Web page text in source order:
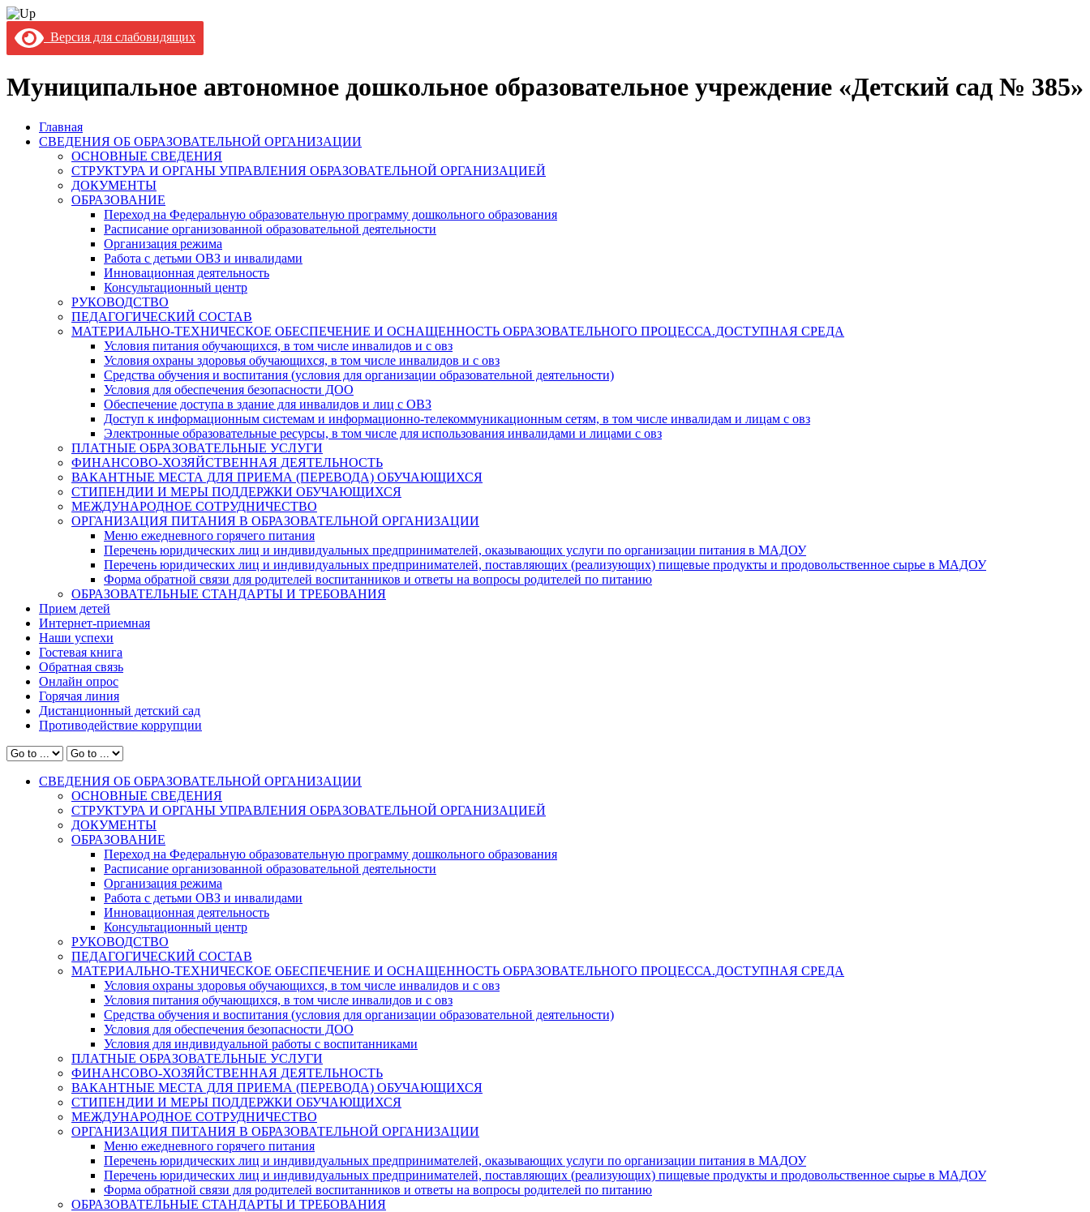
Версия для слабовидящих
Муниципальное автономное дошкольное образовательное учреждение «Детский сад № 385»
Главная
СВЕДЕНИЯ ОБ ОБРАЗОВАТЕЛЬНОЙ ОРГАНИЗАЦИИ
ОСНОВНЫЕ СВЕДЕНИЯ
СТРУКТУРА И ОРГАНЫ УПРАВЛЕНИЯ ОБРАЗОВАТЕЛЬНОЙ ОРГАНИЗАЦИЕЙ
ДОКУМЕНТЫ
ОБРАЗОВАНИЕ
Переход на Федеральную образовательную программу дошкольного образования
Расписание организованной образовательной деятельности
Организация режима
Работа с детьми ОВЗ и инвалидами
Инновационная деятельность
Консультационный центр
РУКОВОДСТВО
ПЕДАГОГИЧЕСКИЙ СОСТАВ
МАТЕРИАЛЬНО-ТЕХНИЧЕСКОЕ ОБЕСПЕЧЕНИЕ И ОСНАЩЕННОСТЬ ОБРАЗОВАТЕЛЬНОГО ПРОЦЕССА.ДОСТУПНАЯ СРЕДА
Условия питания обучающихся, в том числе инвалидов и с овз
Условия охраны здоровья обучающихся, в том числе инвалидов и с овз
Средства обучения и воспитания (условия для организации образовательной деятельности)
Условия для обеспечения безопасности ДОО
Обеспечение доступа в здание для инвалидов и лиц с ОВЗ
Доступ к информационным системам и информационно-телекоммуникационным сетям, в том числе инвалидам и лицам с овз
Электронные образовательные ресурсы, в том числе для использования инвалидами и лицами с овз
ПЛАТНЫЕ ОБРАЗОВАТЕЛЬНЫЕ УСЛУГИ
ФИНАНСОВО-ХОЗЯЙСТВЕННАЯ ДЕЯТЕЛЬНОСТЬ
ВАКАНТНЫЕ МЕСТА ДЛЯ ПРИЕМА (ПЕРЕВОДА) ОБУЧАЮЩИХСЯ
СТИПЕНДИИ И МЕРЫ ПОДДЕРЖКИ ОБУЧАЮЩИХСЯ
МЕЖДУНАРОДНОЕ СОТРУДНИЧЕСТВО
ОРГАНИЗАЦИЯ ПИТАНИЯ В ОБРАЗОВАТЕЛЬНОЙ ОРГАНИЗАЦИИ
Меню ежедневного горячего питания
Перечень юридических лиц и индивидуальных предпринимателей, оказывающих услуги по организации питания в МАДОУ
Перечень юридических лиц и индивидуальных предпринимателей, поставляющих (реализующих) пищевые продукты и продовольственное сырье в МАДОУ
Форма обратной связи для родителей воспитанников и ответы на вопросы родителей по питанию
ОБРАЗОВАТЕЛЬНЫЕ СТАНДАРТЫ И ТРЕБОВАНИЯ
Прием детей
Интернет-приемная
Наши успехи
Гостевая книга
Обратная связь
Онлайн опрос
Горячая линия
Дистанционный детский сад
Противодействие коррупции
СВЕДЕНИЯ ОБ ОБРАЗОВАТЕЛЬНОЙ ОРГАНИЗАЦИИ
ОСНОВНЫЕ СВЕДЕНИЯ
СТРУКТУРА И ОРГАНЫ УПРАВЛЕНИЯ ОБРАЗОВАТЕЛЬНОЙ ОРГАНИЗАЦИЕЙ
ДОКУМЕНТЫ
ОБРАЗОВАНИЕ
Переход на Федеральную образовательную программу дошкольного образования
Расписание организованной образовательной деятельности
Организация режима
Работа с детьми ОВЗ и инвалидами
Инновационная деятельность
Консультационный центр
РУКОВОДСТВО
ПЕДАГОГИЧЕСКИЙ СОСТАВ
МАТЕРИАЛЬНО-ТЕХНИЧЕСКОЕ ОБЕСПЕЧЕНИЕ И ОСНАЩЕННОСТЬ ОБРАЗОВАТЕЛЬНОГО ПРОЦЕССА.ДОСТУПНАЯ СРЕДА
Условия охраны здоровья обучающихся, в том числе инвалидов и с овз
Условия питания обучающихся, в том числе инвалидов и с овз
Средства обучения и воспитания (условия для организации образовательной деятельности)
Условия для обеспечения безопасности ДОО
Условия для индивидуальной работы с воспитанниками
ПЛАТНЫЕ ОБРАЗОВАТЕЛЬНЫЕ УСЛУГИ
ФИНАНСОВО-ХОЗЯЙСТВЕННАЯ ДЕЯТЕЛЬНОСТЬ
ВАКАНТНЫЕ МЕСТА ДЛЯ ПРИЕМА (ПЕРЕВОДА) ОБУЧАЮЩИХСЯ
СТИПЕНДИИ И МЕРЫ ПОДДЕРЖКИ ОБУЧАЮЩИХСЯ
МЕЖДУНАРОДНОЕ СОТРУДНИЧЕСТВО
ОРГАНИЗАЦИЯ ПИТАНИЯ В ОБРАЗОВАТЕЛЬНОЙ ОРГАНИЗАЦИИ
Меню ежедневного горячего питания
Перечень юридических лиц и индивидуальных предпринимателей, оказывающих услуги по организации питания в МАДОУ
Перечень юридических лиц и индивидуальных предпринимателей, поставляющих (реализующих) пищевые продукты и продовольственное сырье в МАДОУ
Форма обратной связи для родителей воспитанников и ответы на вопросы родителей по питанию
ОБРАЗОВАТЕЛЬНЫЕ СТАНДАРТЫ И ТРЕБОВАНИЯ